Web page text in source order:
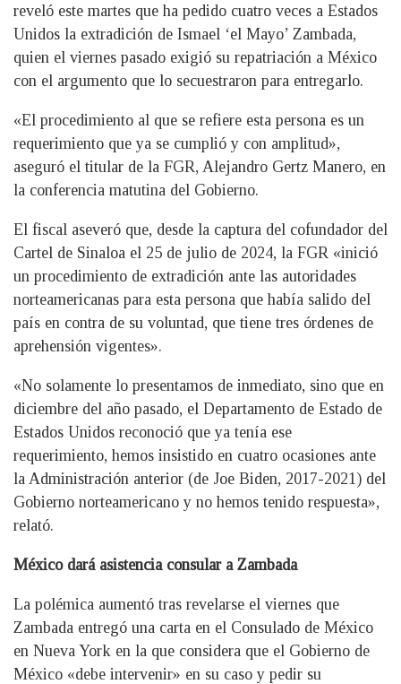
reveló este martes que ha pedido cuatro veces a Estados
Unidos la extradición de Ismael ‘el Mayo’ Zambada,
quien el viernes pasado exigió su repatriación a México
con el argumento que lo secuestraron para entregarlo.
«El procedimiento al que se refiere esta persona es un
requerimiento que ya se cumplió y con amplitud»,
aseguró el titular de la FGR, Alejandro Gertz Manero, en
la conferencia matutina del Gobierno.
El fiscal aseveró que, desde la captura del cofundador del
Cartel de Sinaloa el 25 de julio de 2024, la FGR «inició
un procedimiento de extradición ante las autoridades
norteamericanas para esta persona que había salido del
país en contra de su voluntad, que tiene tres órdenes de
aprehensión vigentes».
«No solamente lo presentamos de inmediato, sino que en
diciembre del año pasado, el Departamento de Estado de
Estados Unidos reconoció que ya tenía ese
requerimiento, hemos insistido en cuatro ocasiones ante
la Administración anterior (de Joe Biden, 2017-2021) del
Gobierno norteamericano y no hemos tenido respuesta»,
relató.
México dará asistencia consular a Zambada
La polémica aumentó tras revelarse el viernes que
Zambada entregó una carta en el Consulado de México
en Nueva York en la que considera que el Gobierno de
México «debe intervenir» en su caso y pedir su